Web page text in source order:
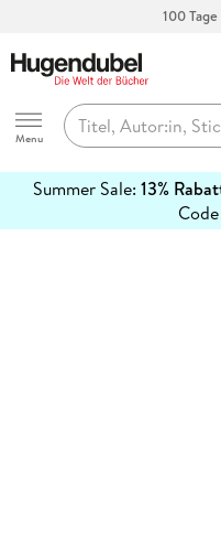
100
Hugendubel
Menu
Summer Sale: 13%
Code
erfahren